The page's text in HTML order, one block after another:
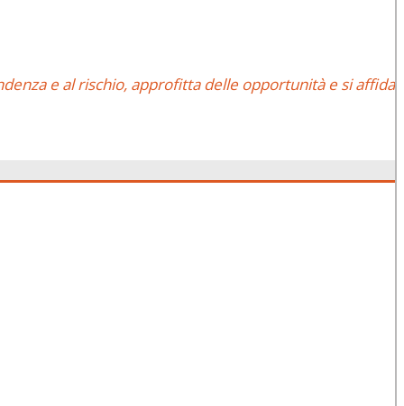
e al rischio, approfitta delle opportunità e si affida